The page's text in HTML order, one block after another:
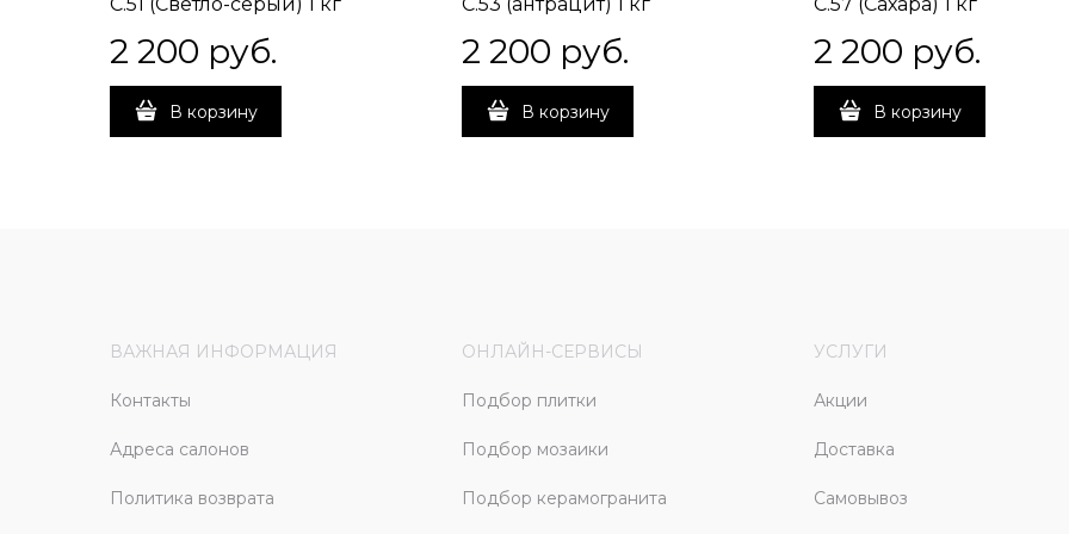
2 200 руб.
В корзину
2 200 руб.
В корзину
2 200 руб.
В корзину
ВАЖНАЯ ИНФОРМАЦИЯ
Контакты
Адреса салонов
Политика возврата
ОНЛАЙН-СЕРВИСЫ
Подбор плитки
Подбор мозаики
Подбор керамогранита
УСЛУГИ
Акции
Доставка
Самовывоз